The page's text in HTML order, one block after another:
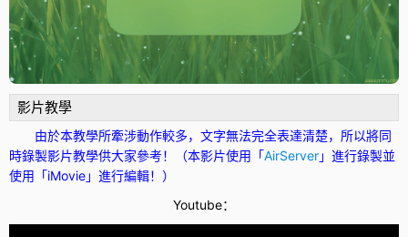
影片教學
由於本教學所牽涉動作較多，文字無法完全表達清楚，所以將同
時錄製影片教學供大家參考！（本影片使用「AirServer」進行錄製並
使用「iMovie」進行編輯！）
Youtube：